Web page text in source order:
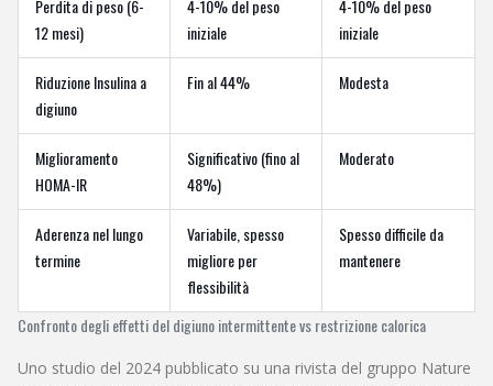
Confronto degli effetti del digiuno intermittente vs restrizione calorica
Perdita di peso (6-
12 mesi)
4-10% del peso
iniziale
4-10% del peso
iniziale
Riduzione Insulina a
digiuno
Fin al 44% Modesta
Miglioramento
HOMA-IR
Significativo (fino al
48%)
Moderato
Aderenza nel lungo
termine
Variabile, spesso
migliore per
flessibilità
Spesso difficile da
mantenere
Uno studio del 2024 pubblicato su una rivista del gruppo Nature